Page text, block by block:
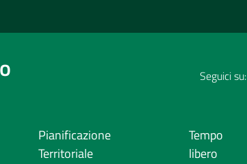
Seguici su:
Pianificazione
Territoriale
Tempo
libero